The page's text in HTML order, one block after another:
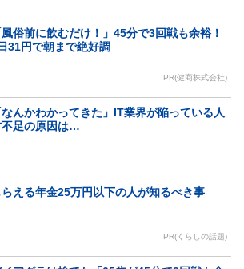
風俗前に飲むだけ！」45分で3回戦も余裕！
31円で朝まで絶好調
PR(健商株式会社)
なんかわかってきた」IT業界が陥っている人
不足の原因は…
らえる年金25万円以下の人が知るべき事
PR(くらしの話題)